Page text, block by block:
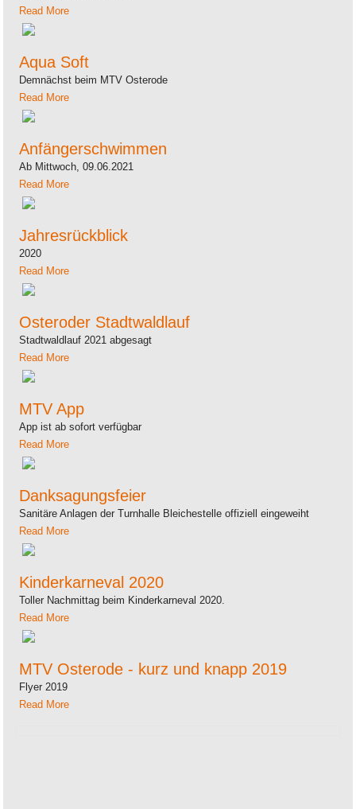
Read More
Aqua Soft
Demnächst beim MTV Osterode
Read More
Anfängerschwimmen
Ab Mittwoch, 09.06.2021
Read More
Jahresrückblick
2020
Read More
Osteroder Stadtwaldlauf
Stadtwaldlauf 2021 abgesagt
Read More
MTV App
App ist ab sofort verfügbar
Read More
Danksagungsfeier
Sanitäre Anlagen der Turnhalle Bleichestelle offiziell eingeweiht
Read More
Kinderkarneval 2020
Toller Nachmittag beim Kinderkarneval 2020.
Read More
MTV Osterode - kurz und knapp 2019
Flyer 2019
Read More